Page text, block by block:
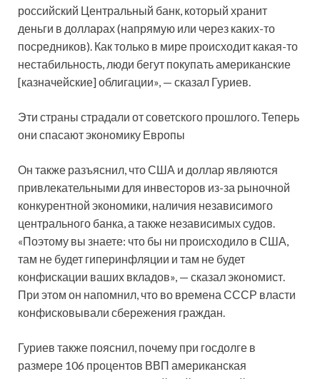
российский Центральный банк, который хранит
деньги в долларах (напрямую или через каких-то
посредников). Как только в мире происходит какая-то
нестабильность, люди бегут покупать американские
[казначейские] облигации», — сказал Гуриев.
Эти страны страдали от советского прошлого. Теперь
они спасают экономику Европы
Он также разъяснил, что США и доллар являются
привлекательными для инвесторов из-за рыночной
конкурентной экономики, наличия независимого
центрального банка, а также независимых судов.
«Поэтому вы знаете: что бы ни происходило в США,
там не будет гиперинфляции и там не будет
конфискации ваших вкладов», — сказал экономист.
При этом он напомнил, что во времена СССР власти
конфисковывали сбережения граждан.
Гуриев также пояснил, почему при госдолге в
размере 106 процентов ВВП американская